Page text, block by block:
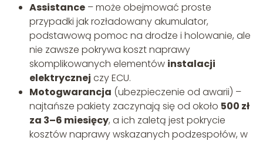
Assistance– może obejmować proste
przypadki jak rozładowany akumulator,
podstawową pomoc na drodze i holowanie, ale
nie zawsze pokrywa koszt naprawy
skomplikowanych elementów instalacji
elektrycznej czy ECU.
Motogwarancja (ubezpieczenie od awarii) –
najtańsze pakiety zaczynają się od około 500 zł
za 3–6 miesięcy, a ich zaletą jest pokrycie
kosztów naprawy wskazanych podzespołów, w